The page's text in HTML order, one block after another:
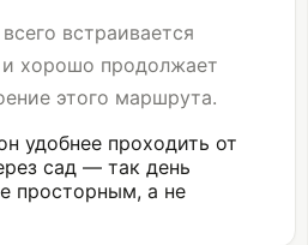
встраивается
и хорошо продолжает
этого маршрута.
удобнее проходить от
сад — так день
просторным, а не